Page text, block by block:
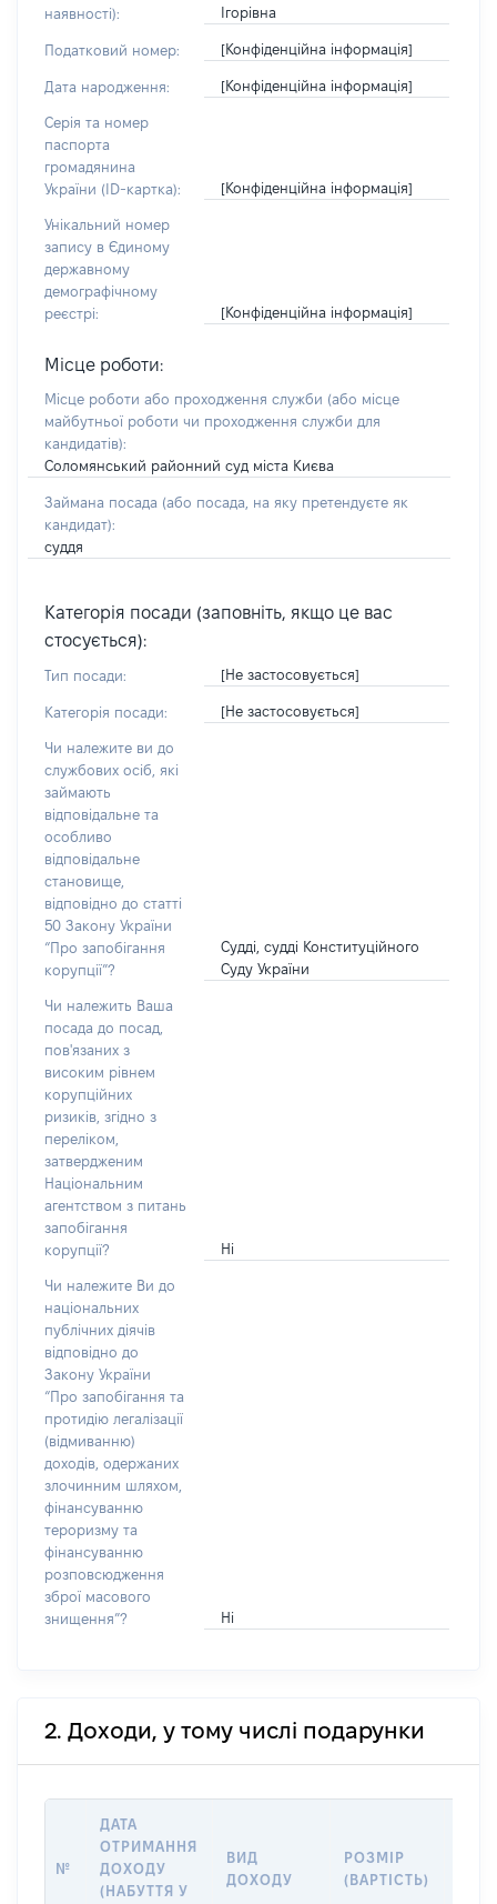
наявності):
Ігорівна
Податковий номер: [Конфіденційна інформація]
Дата народження: [Конфіденційна інформація]
Серія та номер
паспорта
громадянина
України (ID-картка):
[Конфіденційна інформація]
Унікальний номер
запису в Єдиному
державному
демографічному
реєстрі:
[Конфіденційна інформація]
Місце роботи:
Місце роботи або проходження служби (або місце
майбутньої роботи чи проходження служби для
кандидатів):
Соломянський районний суд міста Києва
Займана посада (або посада, на яку претендуєте як
кандидат):
суддя
Категорія посади (заповніть, якщо це вас
стосується):
Тип посади: [Не застосовується]
Категорія посади: [Не застосовується]
Чи належите ви до
службових осіб, які
займають
відповідальне та
особливо
відповідальне
становище,
відповідно до статті
50 Закону України
“Про запобігання
корупції”?
Судді, судді Конституційного
Суду України
Чи належить Ваша
посада до посад,
пов'язаних з
високим рівнем
корупційних
ризиків, згідно з
переліком,
затвердженим
Національним
агентством з питань
запобігання
корупції?
Ні
Чи належите Ви до
національних
публічних діячів
відповідно до
Закону України
“Про запобігання та
протидію легалізації
(відмиванню)
доходів, одержаних
злочинним шляхом,
фінансуванню
тероризму та
фінансуванню
розповсюдження
зброї масового
знищення”?
Ні
2. Доходи, у тому числі подарунки
№
ДАТА
ОТРИМАННЯ
ДОХОДУ
(НАБУТТЯ У
ВИД
ДОХОДУ
РОЗМІР
(ВАРТІСТЬ)